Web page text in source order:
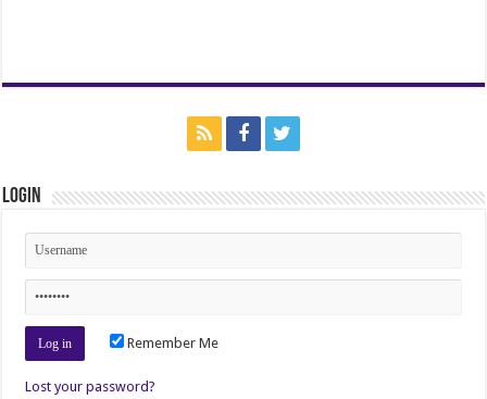
Login
Remember Me
Lost your password?